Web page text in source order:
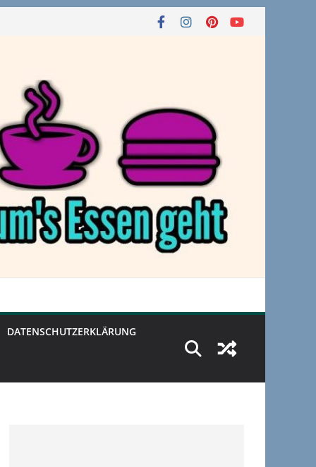
DATENSCHUTZERKLÄRUNG